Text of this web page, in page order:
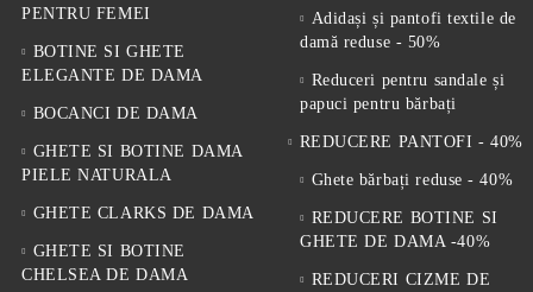
PENTRU FEMEI
BOTINE SI GHETE
ELEGANTE DE DAMA
BOCANCI DE DAMA
GHETE SI BOTINE DAMA
PIELE NATURALA
GHETE CLARKS DE DAMA
GHETE SI BOTINE
CHELSEA DE DAMA
Adidași și pantofi textile de
damă reduse - 50%
Reduceri pentru sandale și
papuci pentru bărbați
REDUCERE PANTOFI - 40%
Ghete bărbați reduse - 40%
REDUCERE BOTINE SI
GHETE DE DAMA -40%
REDUCERI CIZME DE